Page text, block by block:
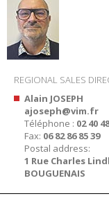
REGIONAL SALES
Alain JOSEPH
ajoseph@vim.fr
Téléphone : 02 40
Fax: 06 82 86 85 39
Postal address:
1 Rue Charles
BOUGUENAIS